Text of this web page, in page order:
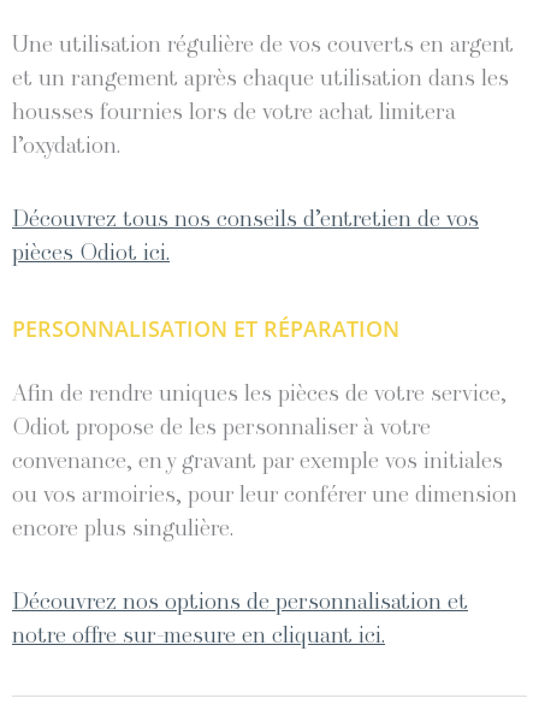
Une utilisation régulière de vos couverts en argent
et un rangement après chaque utilisation dans les
housses fournies lors de votre achat limitera
l’oxydation.
Découvrez tous nos conseils d’entretien de vos
pièces Odiot ici.
PERSONNALISATION ET RÉPARATION
Afin de rendre uniques les pièces de votre service,
Odiot propose de les personnaliser à votre
convenance, en y gravant par exemple vos initiales
ou vos armoiries, pour leur conférer une dimension
encore plus singulière.
Découvrez nos options de personnalisation et
notre offre sur-mesure en cliquant ici.